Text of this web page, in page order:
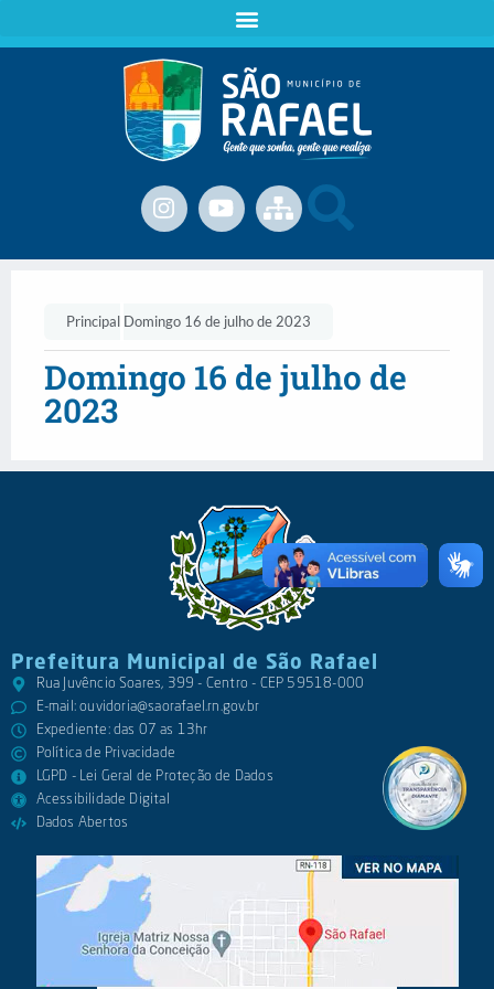
Principal Domingo 16 de julho de 2023
Domingo 16 de julho de
2023
Prefeitura Municipal de São Rafael
Rua Juvêncio Soares, 399 - Centro - CEP 59518-000
E-mail:ouvidoria@saorafael.rn.gov.br
Expediente: das 07 as 13hr
Política de Privacidade
LGPD - Lei Geral de Proteção de Dados
Acessibilidade Digital
Dados Abertos